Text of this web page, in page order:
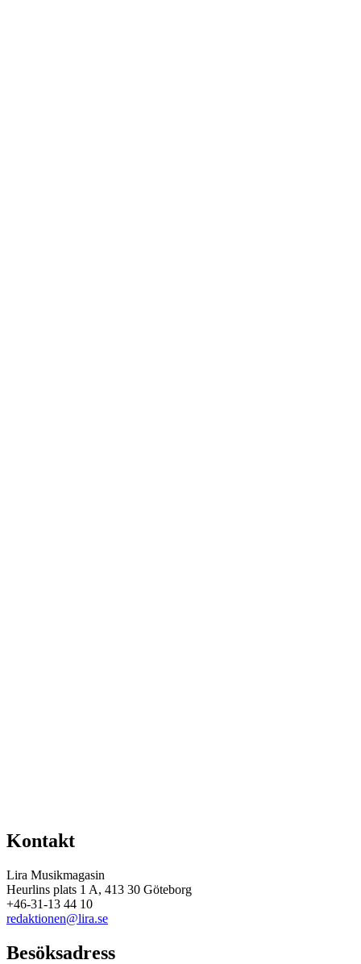
Kontakt
Lira Musikmagasin
Heurlins plats 1 A, 413 30 Göteborg
+46-31-13 44 10
redaktionen@lira.se
Besöksadress